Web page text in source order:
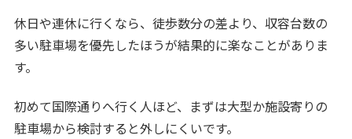
休日や連休に行くなら、徒歩数分の差より、収容台数の
多い駐車場を優先したほうが結果的に楽なことがありま
す。
初めて国際通りへ行く人ほど、まずは大型か施設寄りの
駐車場から検討すると外しにくいです。